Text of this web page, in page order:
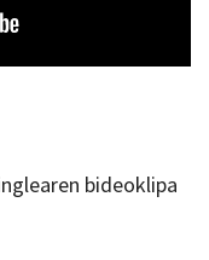
bideoklipa